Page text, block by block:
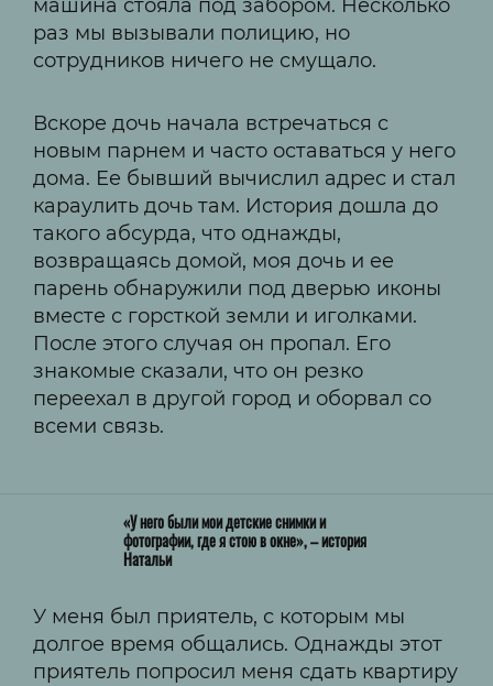
машина стояла под забором. Несколько
раз мы вызывали полицию, но
сотрудников ничего не смущало.
Вскоре дочь начала встречаться с
новым парнем и часто оставаться у него
дома. Ее бывший вычислил адрес и стал
караулить дочь там. История дошла до
такого абсурда, что однажды,
возвращаясь домой, моя дочь и ее
парень обнаружили под дверью иконы
вместе с горсткой земли и иголками.
После этого случая он пропал. Его
знакомые сказали, что он резко
переехал в другой город и оборвал со
всеми связь.
«У него были мои детские снимки и
фотографии, где я стою в окне», – история
Натальи
У меня был приятель, с которым мы
долгое время общались. Однажды этот
приятель попросил меня сдать квартиру